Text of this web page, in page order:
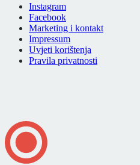
Instagram
Facebook
Marketing i kontakt
Impressum
Uvjeti korištenja
Pravila privatnosti